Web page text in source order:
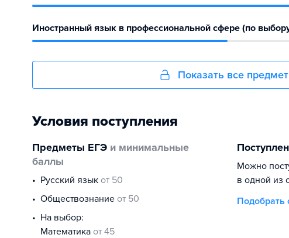
Иностранный язык в профессиональной сфере (по
Показать все
Условия поступления
Предметы ЕГЭ и минимальные
баллы
русский язык от 50
обществознание от 50
На выбор:
математика от 45
Можно
в одной из
Подобрать